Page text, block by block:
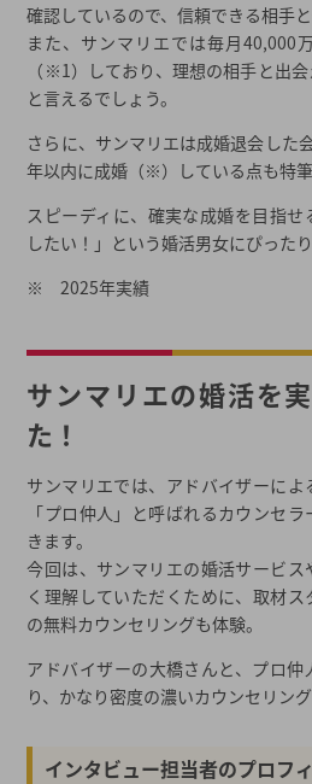
確認しているので、信頼できる相手
また、サンマリエでは毎月40,000
（※1）しており、理想の相手と出
と言えるでしょう。
さらに、サンマリエは成婚退会した
年以内に成婚（※）している点も特筆
スピーディに、確実な成婚を目指
したい！」という婚活男女にぴった
※ 2025年実績
サンマリエの婚活を
た！
サンマリエでは、アドバイザーによ
「プロ仲人」と呼ばれるカウンセ
きます。
今回は、サンマリエの婚活サービ
く理解していただくために、取材
の無料カウンセリングも体験。
アドバイザーの大橋さんと、プロ
り、かなり密度の濃いカウンセリン
インタビュー担当者のプロフ